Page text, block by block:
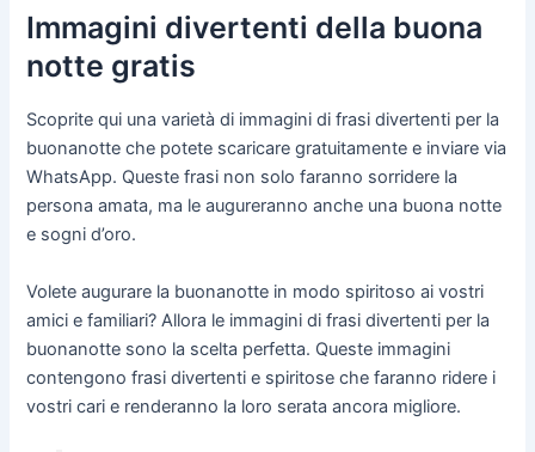
Immagini divertenti della buona
notte gratis
Scoprite qui una varietà di immagini di frasi divertenti per la
buonanotte che potete scaricare gratuitamente e inviare via
WhatsApp. Queste frasi non solo faranno sorridere la
persona amata, ma le augureranno anche una buona notte
e sogni d’oro.
Volete augurare la buonanotte in modo spiritoso ai vostri
amici e familiari? Allora le immagini di frasi divertenti per la
buonanotte sono la scelta perfetta. Queste immagini
contengono frasi divertenti e spiritose che faranno ridere i
vostri cari e renderanno la loro serata ancora migliore.